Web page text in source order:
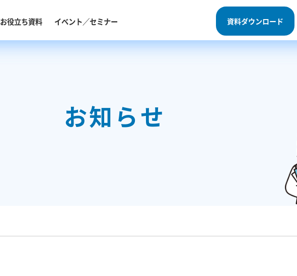
セミナー パートナー ログイン
お役立ち資料 イベント／セミナー 資料ダウンロード
お知らせ